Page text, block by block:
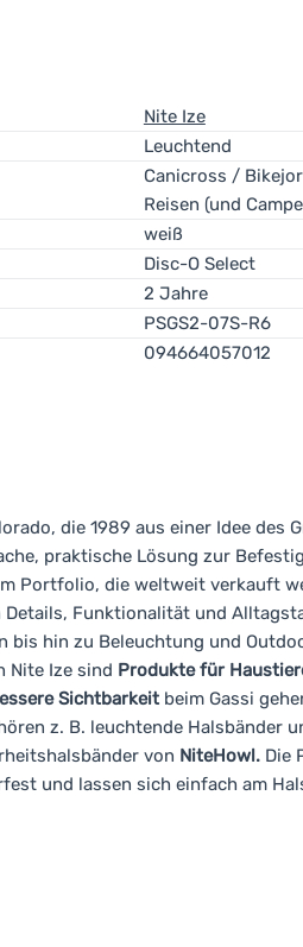
Nite Ize
Leuchtend
Canicross /
Reisen (und
weiß
Disc-O Select
2 Jahre
PSGS2-07S-R6
094664057012
die 1989 aus einer Idee des
praktische Lösung zur
Portfolio, die weltweit verkauft
Details, Funktionalität und
bis hin zu Beleuchtung und
Nite Ize sind Produkte für
Sichtbarkeit beim Gassi
z. B. leuchtende Halsbänder
von NiteHowl. Die
und lassen sich einfach am